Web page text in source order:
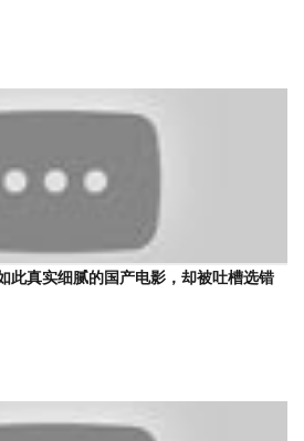
此真实细腻的国产电影，却被吐槽选错